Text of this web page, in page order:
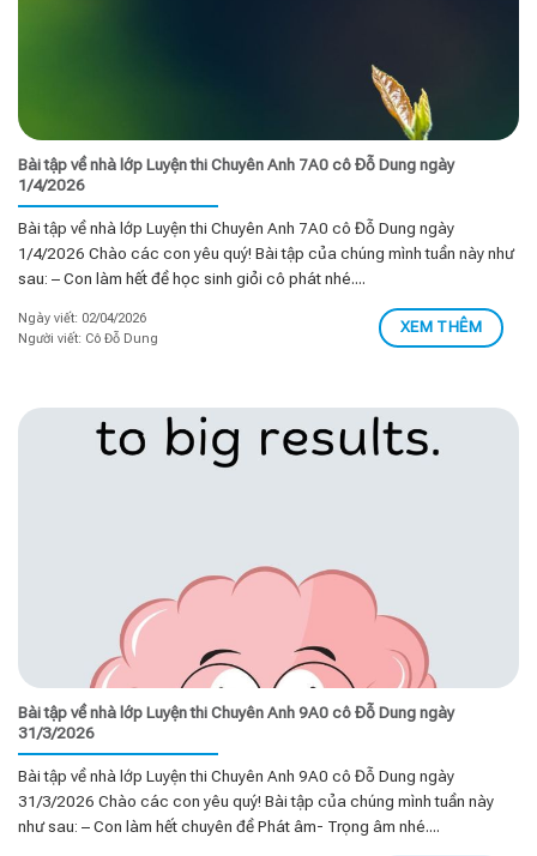
Bài tập về nhà lớp Luyện thi Chuyên Anh 7A0 cô Đỗ Dung ngày
1/4/2026
Bài tập về nhà lớp Luyện thi Chuyên Anh 7A0 cô Đỗ Dung ngày
1/4/2026 Chào các con yêu quý! Bài tập của chúng mình tuần này như
sau: – Con làm hết đề học sinh giỏi cô phát nhé....
Ngày viết: 02/04/2026
Người viết: Cô Đỗ Dung
XEM THÊM
Bài tập về nhà lớp Luyện thi Chuyên Anh 9A0 cô Đỗ Dung ngày
31/3/2026
Bài tập về nhà lớp Luyện thi Chuyên Anh 9A0 cô Đỗ Dung ngày
31/3/2026 Chào các con yêu quý! Bài tập của chúng mình tuần này
như sau: – Con làm hết chuyên đề Phát âm- Trọng âm nhé....